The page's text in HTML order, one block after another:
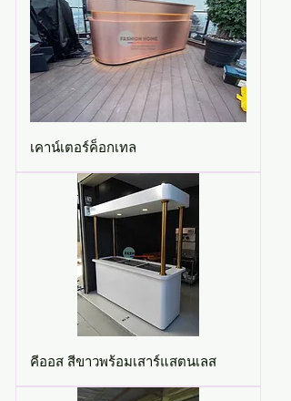
เคาน์เตอร์ค็อกเทล
คีออส สีขาวพร้อมเสาร์แสตนเลส